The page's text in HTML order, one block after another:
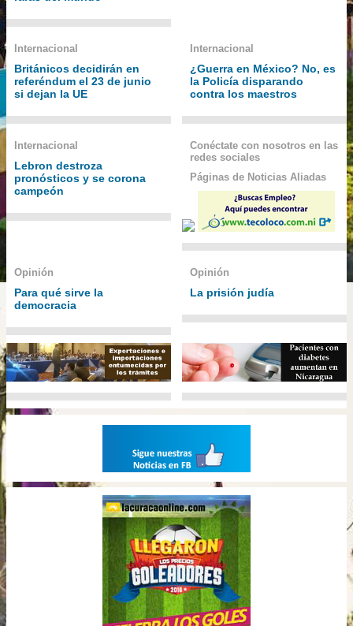
Internacional
Británicos decidirán en
referéndum el 23 de junio
si dejan la UE
Internacional
¿Guerra en México? No, es
la Policía disparando
contra los maestros
Internacional
Lebron destroza
pronósticos y se corona
campeón
Conéctate con nosotros en las
redes sociales
Páginas de Noticias Aliadas
Opinión
Para qué sirve la
democracia
Opinión
La prisión judía